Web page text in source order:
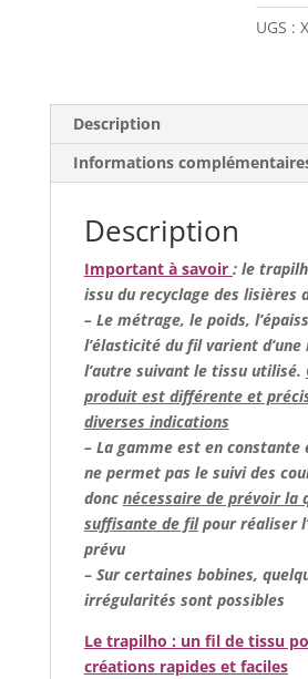
sur
marine
UGS :
Description
Informations
Description
Important à savoir : le
issu du recyclage des lisières
– Le métrage, le poids,
l’élasticité du fil varient d’une
l’autre suivant le tissu utilisé.
produit est différente et
diverses indications
– La gamme est en constante
ne permet pas le suivi des
donc nécessaire de prévoir la
suffisante de filpour réaliser
prévu
– Sur certaines bobines,
irrégularités sont possibles
Le trapilho : un fil de tissu
créations rapides et faciles